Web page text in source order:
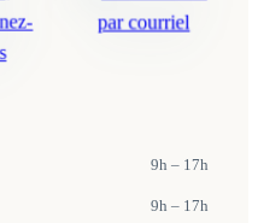
9h – 17h
9h – 17h